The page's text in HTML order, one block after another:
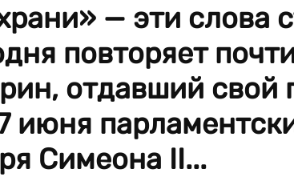
— эти слова
повторяет
отдавший свой
июня
Симеона II...